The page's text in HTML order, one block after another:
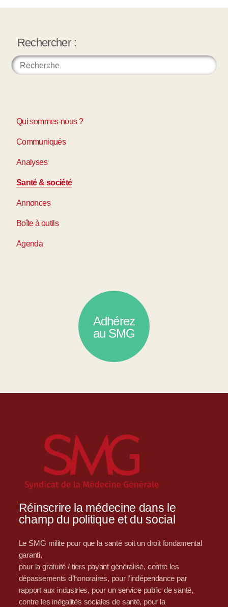
Rechercher :
Qui sommes-nous ?
Communiqués
Analyses
Santé & société
Annonces
Boîte à outils
Agenda
Adhérez
au SMG
Réinscrire la médecine dans le
champ du politique et du social
Le SMG milite pour que la santé soit un droit fondamental
garanti,
pour la gratuité / tiers payant généralisé, contre les
dépassements d’honoraires, pour l’indépendance par
rapport aux industries, pour un service public de santé,
contre les inégalités sociales de santé, pour la